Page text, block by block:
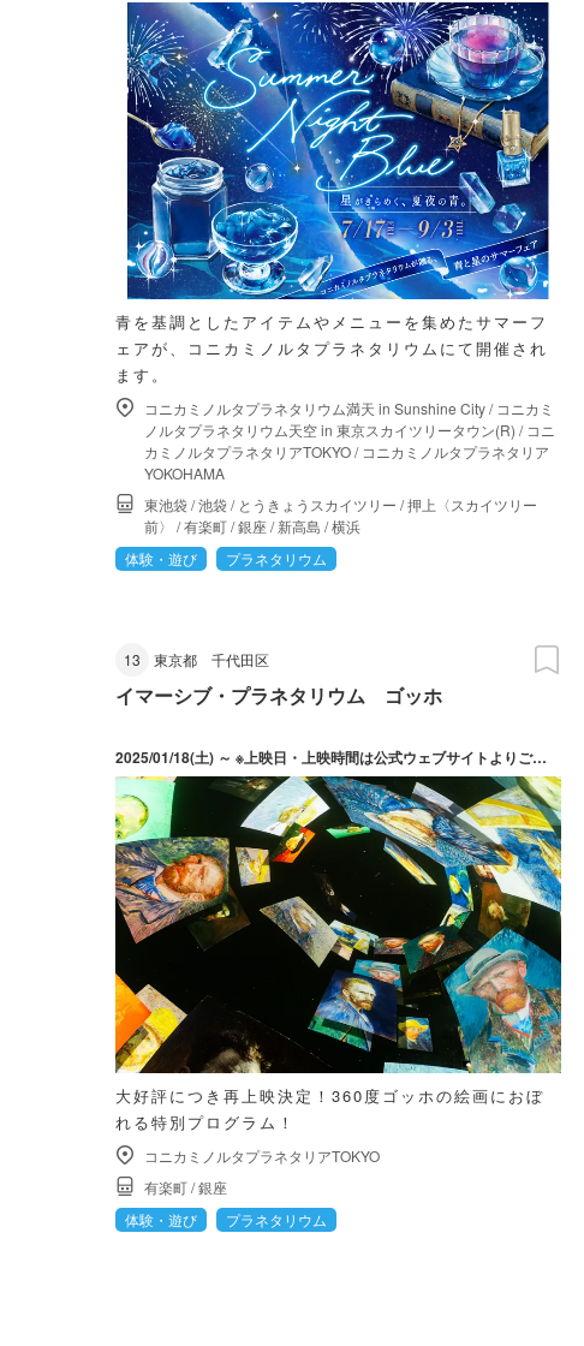
青を基調としたアイテムやメニューを集めたサマーフ
ェアが、コニカミノルタプラネタリウムにて開催され
ます。
コニカミノルタプラネタリウム満天 in Sunshine City/ コニカミ
ノルタプラネタリウム天空 in 東京スカイツリータウン(R) / コニ
カミノルタプラネタリアTOKYO/ コニカミノルタプラネタリア
YOKOHAMA
東池袋/池袋/ とうきょうスカイツリー /押上〈スカイツリー
前〉 /有楽町/銀座/新高島 /横浜
体験・遊び
プラネタリウム
13 東京都 千代田区
イマーシブ・プラネタリウム ゴッホ
2025/01/18(土) ～ ※上映日・上映時間は公式ウェブサイトよりご確認ください。
大好評につき再上映決定！360度ゴッホの絵画におぼ
れる特別プログラム！
コニカミノルタプラネタリアTOKYO
有楽町/銀座
体験・遊び
プラネタリウム